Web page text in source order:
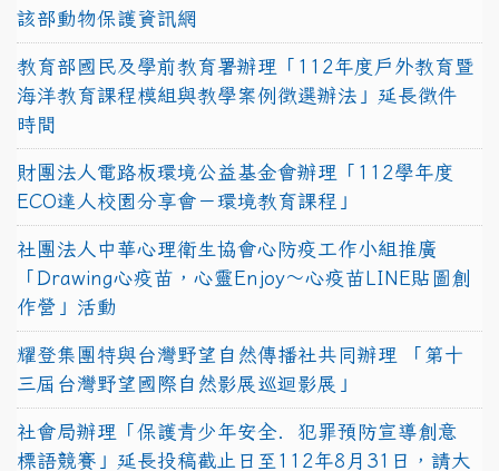
該部動物保護資訊網
教育部國民及學前教育署辦理「112年度戶外教育暨
海洋教育課程模組與教學案例徵選辦法」延長徵件
時間
財團法人電路板環境公益基金會辦理「112學年度
ECO達人校園分享會－環境教育課程」
社團法人中華心理衛生協會心防疫工作小組推廣
「Drawing心疫苗，心靈Enjoy〜心疫苗LINE貼圖創
作營」活動
耀登集團特與台灣野望自然傳播社共同辦理 「第十
三屆台灣野望國際自然影展巡迴影展」
社會局辦理「保護青少年安全．犯罪預防宣導創意
標語競賽」延長投稿截止日至112年8月31日，請大